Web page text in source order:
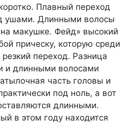
Плавный переход
ушами. Длинными волосы
на макушке. Фейд» высокий
прическу, которую среди
переход. Разница
и длинными волосами
часть головы и
под ноль, а вот
длинными.
в этом году находится